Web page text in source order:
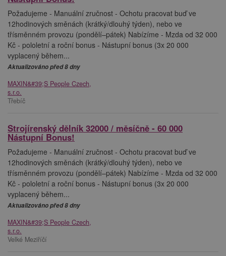
Požadujeme - Manuální zručnost - Ochotu pracovat buď ve
12hodinových směnách (krátký/dlouhý týden), nebo ve
třísměnném provozu (pondělí–pátek) Nabízíme - Mzda od 32 000
Kč - pololetní a roční bonus - Nástupní bonus (3x 20 000
vyplacený během...
Aktualizováno před 8 dny
MAXIN&#39;S People Czech,
s.r.o.
Třebíč
Strojírenský dělník 32000 / měsíčně - 60 000
Nástupní Bonus!
Požadujeme - Manuální zručnost - Ochotu pracovat buď ve
12hodinových směnách (krátký/dlouhý týden), nebo ve
třísměnném provozu (pondělí–pátek) Nabízíme - Mzda od 32 000
Kč - pololetní a roční bonus - Nástupní bonus (3x 20 000
vyplacený během...
Aktualizováno před 8 dny
MAXIN&#39;S People Czech,
s.r.o.
Velké Meziříčí